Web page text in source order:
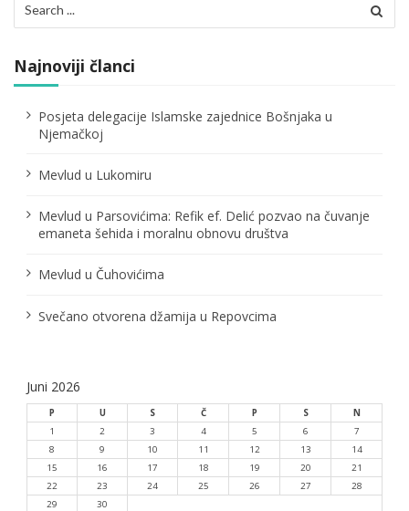
j
č
l
n
a
k
a
for:
Najnoviji članci
Posjeta delegacije Islamske zajednice Bošnjaka u
Njemačkoj
Mevlud u Lukomiru
Mevlud u Parsovićima: Refik ef. Delić pozvao na čuvanje
emaneta šehida i moralnu obnovu društva
Mevlud u Čuhovićima
Svečano otvorena džamija u Repovcima
Juni 2026
P U S Č P S
N
1
2 3 4 5 6
7
8
9 10 11 12 13
14
15
16 17 18 19 20
21
22
23 24 25 26 27
28
29
30